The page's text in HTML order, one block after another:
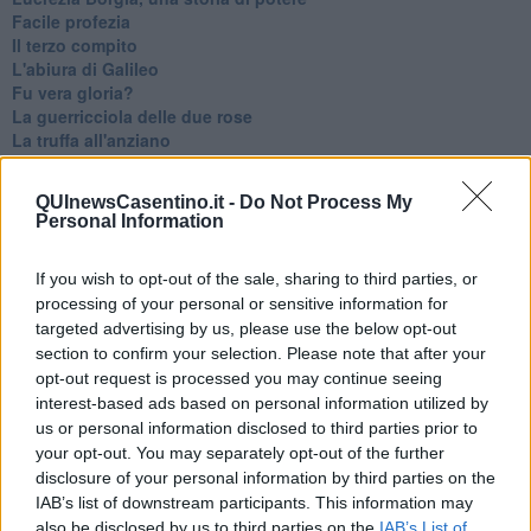
QUInewsCasentino.it - Do Not Process My
Personal Information
If you wish to opt-out of the sale, sharing to third parties, or
processing of your personal or sensitive information for
targeted advertising by us, please use the below opt-out
section to confirm your selection. Please note that after your
opt-out request is processed you may continue seeing
interest-based ads based on personal information utilized by
us or personal information disclosed to third parties prior to
your opt-out. You may separately opt-out of the further
disclosure of your personal information by third parties on the
IAB’s list of downstream participants. This information may
also be disclosed by us to third parties on the IAB’s List of
Facile profezia
Il terzo compito
L'abiura di Galileo
Fu vera gloria?
La guerricciola delle due rose
La truffa all'anziano
Alla fermata dell'autobus
Diseducazione televisiva e inerzia della politica
Foto storica
Nostalgia del sangue blu
Teste calde
Non avere e non essere
Armiamoci e... avviatevi
Da Capodanno a Carnevale
Schizzi di fango
Sor-riso amaro
Fine anno al ristorante
La festa di Capodanno
Natale 2024
Re e regnanti